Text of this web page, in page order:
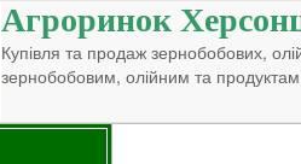
Агроринок
Купівля та продаж зернобобових,
зернобобовим, олійним та